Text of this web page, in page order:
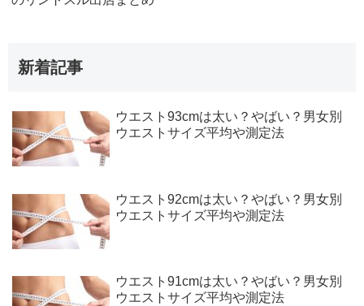
新着記事
ウエスト93cmは太い？やばい？男女別
ウエストサイズ平均や測定法
ウエスト92cmは太い？やばい？男女別
ウエストサイズ平均や測定法
ウエスト91cmは太い？やばい？男女別
ウエストサイズ平均や測定法